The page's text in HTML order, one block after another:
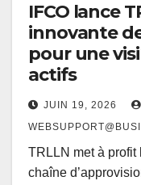
IFCO lance
innovante
pour une
actifs
JUIN 19, 2026
TRLLN met à profit
chaîne